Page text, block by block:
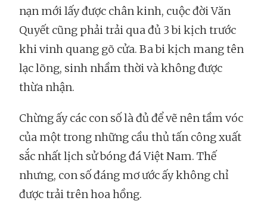
nạn mới lấy được chân kinh, cuộc đời Văn
Quyết cũng phải trải qua đủ 3 bi kịch trước
khi vinh quang gõ cửa. Ba bi kịch mang tên
lạc lõng, sinh nhầm thời và không được
thừa nhận.
Chừng ấy các con số là đủ để vẽ nên tầm vóc
của một trong những cầu thủ tấn công xuất
sắc nhất lịch sử bóng đá Việt Nam. Thế
nhưng, con số đáng mơ ước ấy không chỉ
được trải trên hoa hồng.